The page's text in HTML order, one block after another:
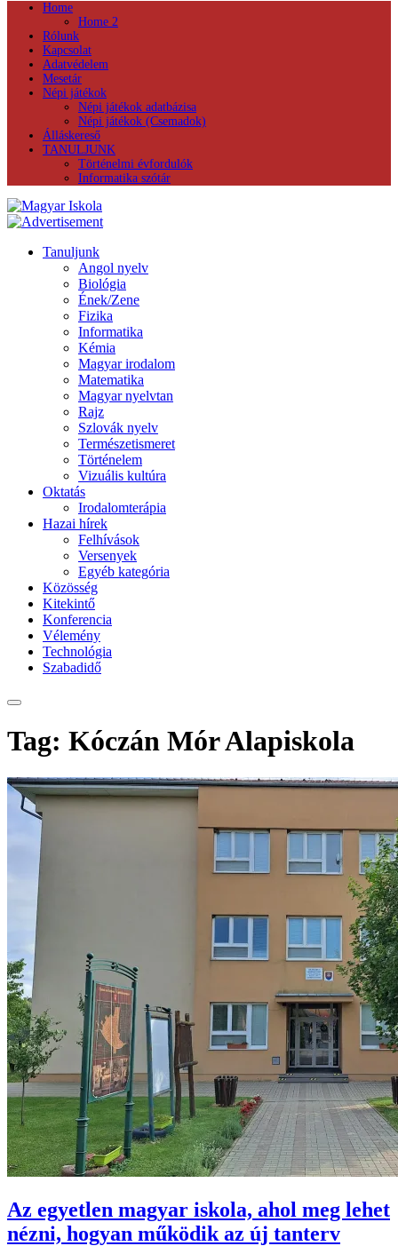
Home
Home 2
Rólunk
Kapcsolat
Adatvédelem
Mesetár
Népi játékok
Népi játékok adatbázisa
Népi játékok (Csemadok)
Álláskereső
TANULJUNK
Történelmi évfordulók
Informatika szótár
Tanuljunk
Angol nyelv
Biológia
Ének/Zene
Fizika
Informatika
Kémia
Magyar irodalom
Matematika
Magyar nyelvtan
Rajz
Szlovák nyelv
Természetismeret
Történelem
Vizuális kultúra
Oktatás
Irodalomterápia
Hazai hírek
Felhívások
Versenyek
Egyéb kategória
Közösség
Kitekintő
Konferencia
Vélemény
Technológia
Szabadidő
Tag: Kóczán Mór Alapiskola
Az egyetlen magyar iskola, ahol meg lehet
nézni, hogyan működik az új tanterv